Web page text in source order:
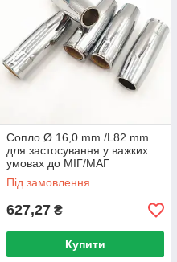
Сопло Ø 16,0 mm /L82 mm
для застосування у важких
умовах до МІГ/МАГ
Пальників MAXI
Під замовлення
627,27 ₴
Купити